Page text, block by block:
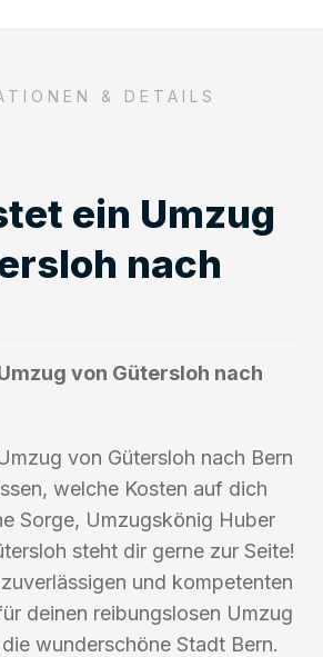
& DETAILS
ein Umzug
nach
von Gütersloh nach
von Gütersloh nach Bern
welche Kosten auf dich
Sorge, Umzugskönig Huber
steht dir gerne zur Seite!
und kompetenten
deinen reibungslosen Umzug
wunderschöne Stadt Bern.